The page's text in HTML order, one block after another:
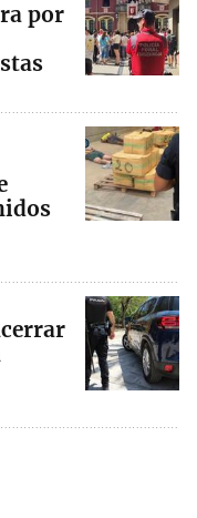
por